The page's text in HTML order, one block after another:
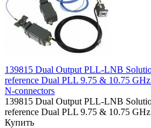
139815 Dual Output PLL-LNB
reference Dual PLL 9.75 & 10.75
N-connectors
139815 Dual Output PLL-LNB
reference Dual PLL 9.75 & 10.75
Купить